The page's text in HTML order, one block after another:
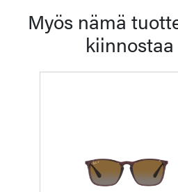
Myös nämä